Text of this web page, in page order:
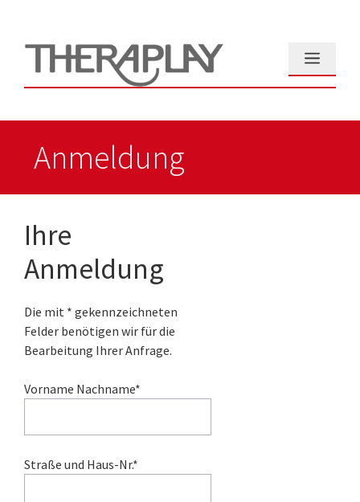
springen
Menü
Anmeldung
Ihre
Anmeldung
Die mit * gekennzeichneten
Felder benötigen wir für die
Bearbeitung Ihrer Anfrage.
Vorname Nachname*
Straße und Haus-Nr.*